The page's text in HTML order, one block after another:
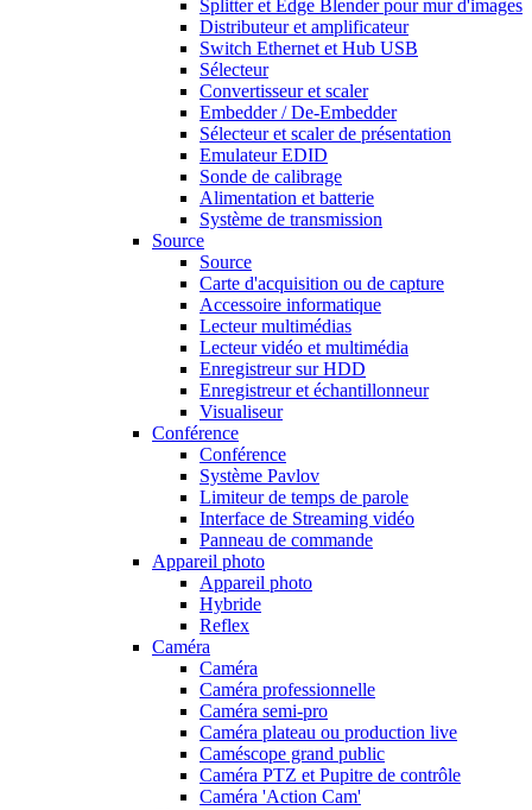
Splitter et Edge Blender pour mur d'images
Distributeur et amplificateur
Switch Ethernet et Hub USB
Sélecteur
Convertisseur et scaler
Embedder / De-Embedder
Sélecteur et scaler de présentation
Emulateur EDID
Sonde de calibrage
Alimentation et batterie
Système de transmission
Source
Source
Carte d'acquisition ou de capture
Accessoire informatique
Lecteur multimédias
Lecteur vidéo et multimédia
Enregistreur sur HDD
Enregistreur et échantillonneur
Visualiseur
Conférence
Conférence
Système Pavlov
Limiteur de temps de parole
Interface de Streaming vidéo
Panneau de commande
Appareil photo
Appareil photo
Hybride
Reflex
Caméra
Caméra
Caméra professionnelle
Caméra semi-pro
Caméra plateau ou production live
Caméscope grand public
Caméra PTZ et Pupitre de contrôle
Caméra 'Action Cam'